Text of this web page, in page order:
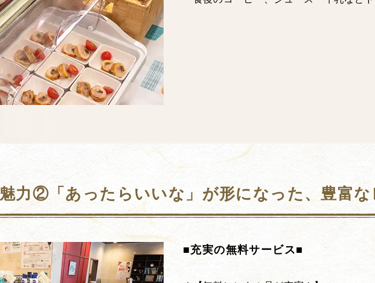
魅力②「あったらいいな」が形になった、豊富な
■充実の無料サービス■